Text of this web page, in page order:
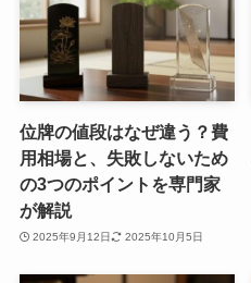
位牌の値段はなぜ違う？費
用相場と、失敗しないため
の3つのポイントを専門家
が解説
2025年9月12日 2025年10月5日